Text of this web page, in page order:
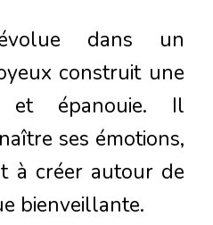
dans un
construit une
et épanouie. Il
ses émotions,
à créer autour de
bienveillante.